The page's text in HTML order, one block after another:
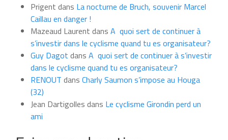
moisPrigent dans La nocturne de Bruch, souvenir Marcel
Caillau en danger !
Mazeaud Laurent dans A quoi sert de continuer à
s’investir dans le cyclisme quand tu es organisateur?
Guy Dagot dans A quoi sert de continuer à s’investir
dans le cyclisme quand tu es organisateur?
RENOUT dans Charly Saumon s’impose au Houga
(32)
Jean Dartigolles dans Le cyclisme Girondin perd un
ami